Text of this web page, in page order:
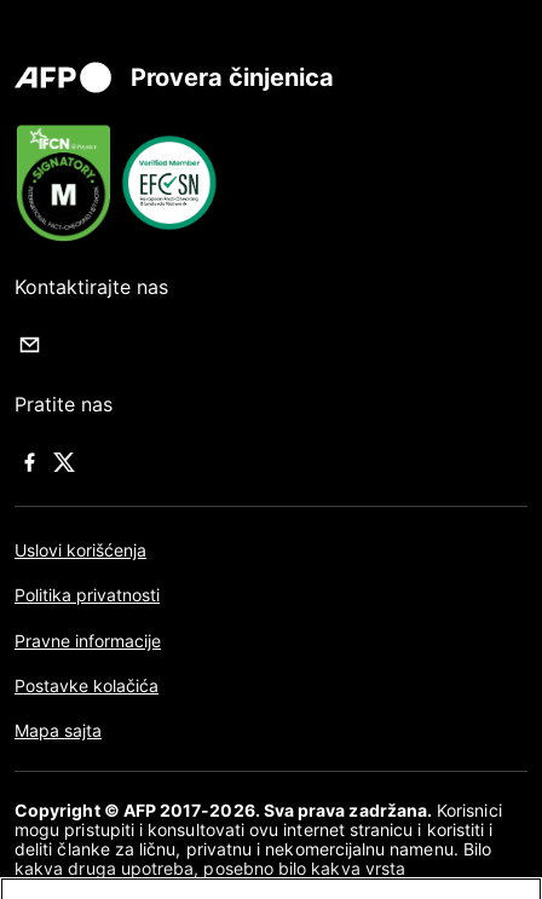
Provera činjenica
Kontaktirajte nas
Pratite nas
Uslovi korišćenja
Politika privatnosti
Pravne informacije
Postavke kolačića
Mapa sajta
Copyright © AFP 2017-2026. Sva prava zadržana. Korisnici
mogu pristupiti i konsultovati ovu internet stranicu i koristiti i
deliti članke za ličnu, privatnu i nekomercijalnu namenu. Bilo
kakva druga upotreba, posebno bilo kakva vrsta